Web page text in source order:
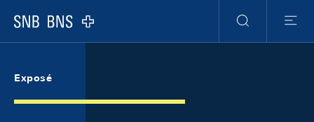
Logo
RechercheMenu
Exposé